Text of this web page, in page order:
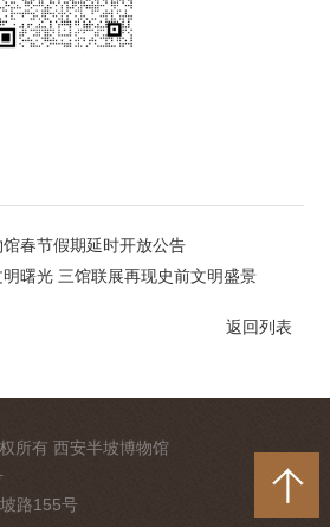
馆春节假期延时开放公告
曙光 三馆联展再现史前文明盛景
返回列表
所有 西安半坡博物馆
路155号